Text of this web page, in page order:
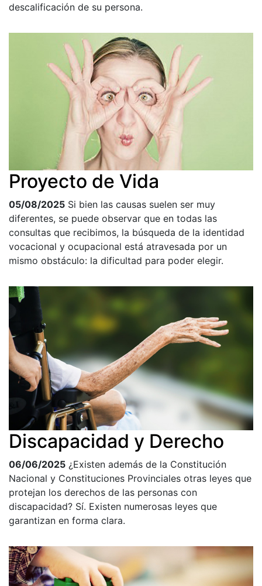
descalificación de su persona.
Proyecto de Vida
05/08/2025 Si bien las causas suelen ser muy
diferentes, se puede observar que en todas las
consultas que recibimos, la búsqueda de la identidad
vocacional y ocupacional está atravesada por un
mismo obstáculo: la dificultad para poder elegir.
Discapacidad y Derecho
06/06/2025 ¿Existen además de la Constitución
Nacional y Constituciones Provinciales otras leyes que
protejan los derechos de las personas con
discapacidad? Sí. Existen numerosas leyes que
garantizan en forma clara.